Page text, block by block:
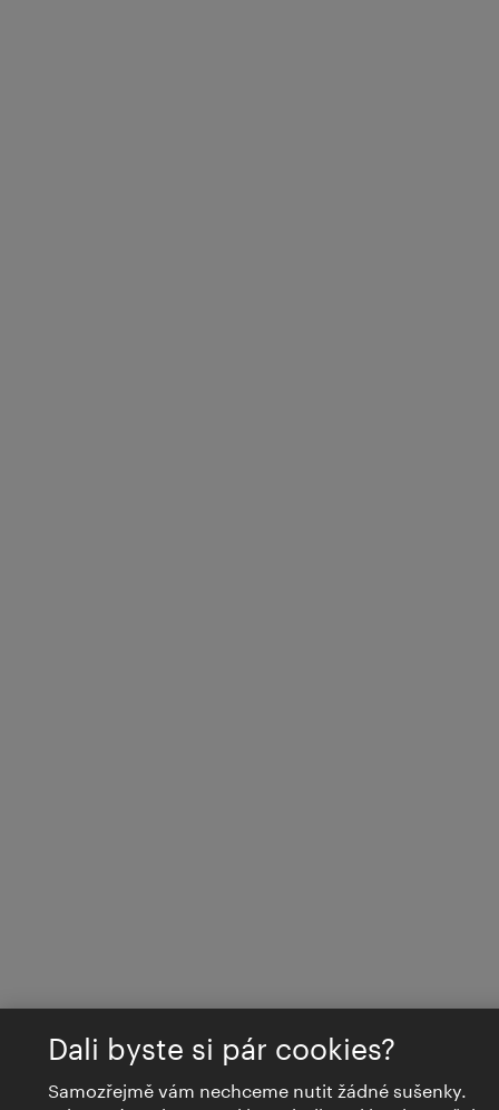
Dali byste si pár cookies?
Samozřejmě vám nechceme nutit žádné sušenky.